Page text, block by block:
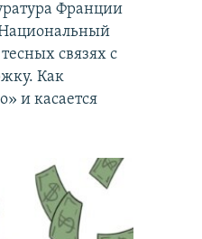
Франции
связях с
Как
и касается